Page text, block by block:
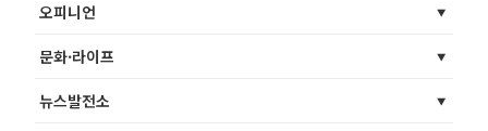
오피니언
문화·라이프
뉴스발전소